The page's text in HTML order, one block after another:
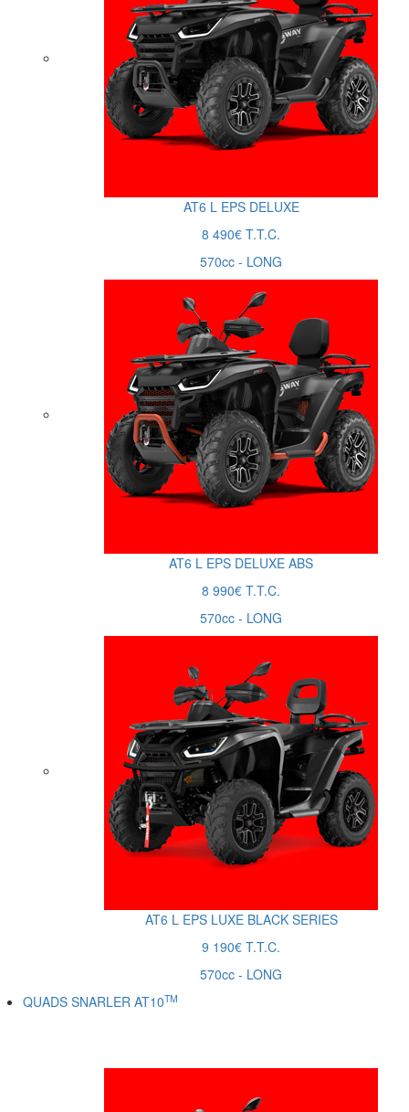
AT6 L EPS DELUXE
8 490€ T.T.C.
570cc - LONG
AT6 L EPS DELUXE ABS
8 990€ T.T.C.
570cc - LONG
AT6 L EPS LUXE BLACK SERIES
9 190€ T.T.C.
570cc - LONG
QUADS SNARLER AT10TM